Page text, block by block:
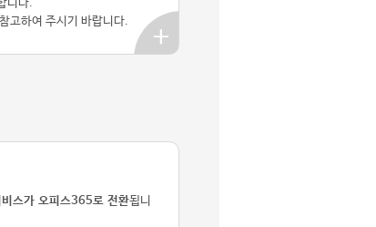
니다.
고하여 주시기 바랍니다.
스가 오피스365로 전환됩니